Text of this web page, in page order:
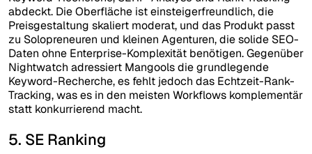
abdeckt. Die Oberfläche ist einsteigerfreundlich, die
Preisgestaltung skaliert moderat, und das Produkt passt
zu Solopreneuren und kleinen Agenturen, die solide SEO-
Daten ohne Enterprise-Komplexität benötigen. Gegenüber
Nightwatch adressiert Mangools die grundlegende
Keyword-Recherche, es fehlt jedoch das Echtzeit-Rank-
Tracking, was es in den meisten Workflows komplementär
statt konkurrierend macht.
5. SE Ranking